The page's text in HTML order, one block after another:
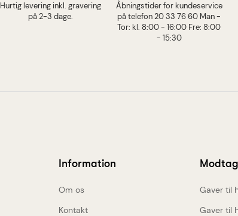
Hurtig levering inkl. gravering
på 2-3 dage.
Åbningstider for kundeservice
på telefon 20 33 76 60 Man -
Tor: kl. 8:00 - 16:00 Fre: 8:00
- 15:30
Information
Om os
Kontakt
Gaver til
Gaver til